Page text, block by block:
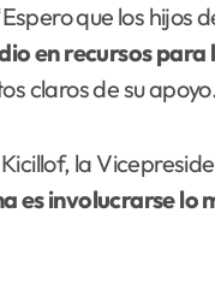
que los hijos
en recursos
claros de su apoyo.
la
es involucrarse lo